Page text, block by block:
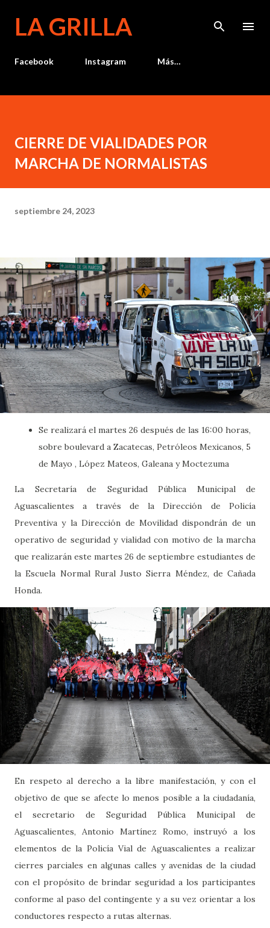
LA GRILLA
Facebook Instagram Más…
CIERRE DE VIALIDADES POR
MARCHA DE NORMALISTAS
septiembre 24, 2023
Se realizará el martes 26 después de las 16:00 horas,
sobre boulevard a Zacatecas, Petróleos Mexicanos, 5
de Mayo , López Mateos, Galeana y Moctezuma
La Secretaría de Seguridad Pública Municipal de
Aguascalientes a través de la Dirección de Policía
Preventiva y la Dirección de Movilidad dispondrán de un
operativo de seguridad y vialidad con motivo de la marcha
que realizarán este martes 26 de septiembre estudiantes de
la Escuela Normal Rural Justo Sierra Méndez, de Cañada
Honda.
En respeto al derecho a la libre manifestación, y con el
objetivo de que se afecte lo menos posible a la ciudadanía,
el secretario de Seguridad Pública Municipal de
Aguascalientes, Antonio Martínez Romo, instruyó a los
elementos de la Policía Vial de Aguascalientes a realizar
cierres parciales en algunas calles y avenidas de la ciudad
con el propósito de brindar seguridad a los participantes
conforme al paso del contingente y a su vez orientar a los
conductores respecto a rutas alternas.